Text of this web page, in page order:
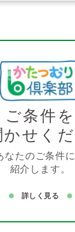
ご条件を
かせく
なたのご条件
紹介します。
詳しく見る